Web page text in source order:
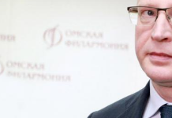
Сайт
Буркова